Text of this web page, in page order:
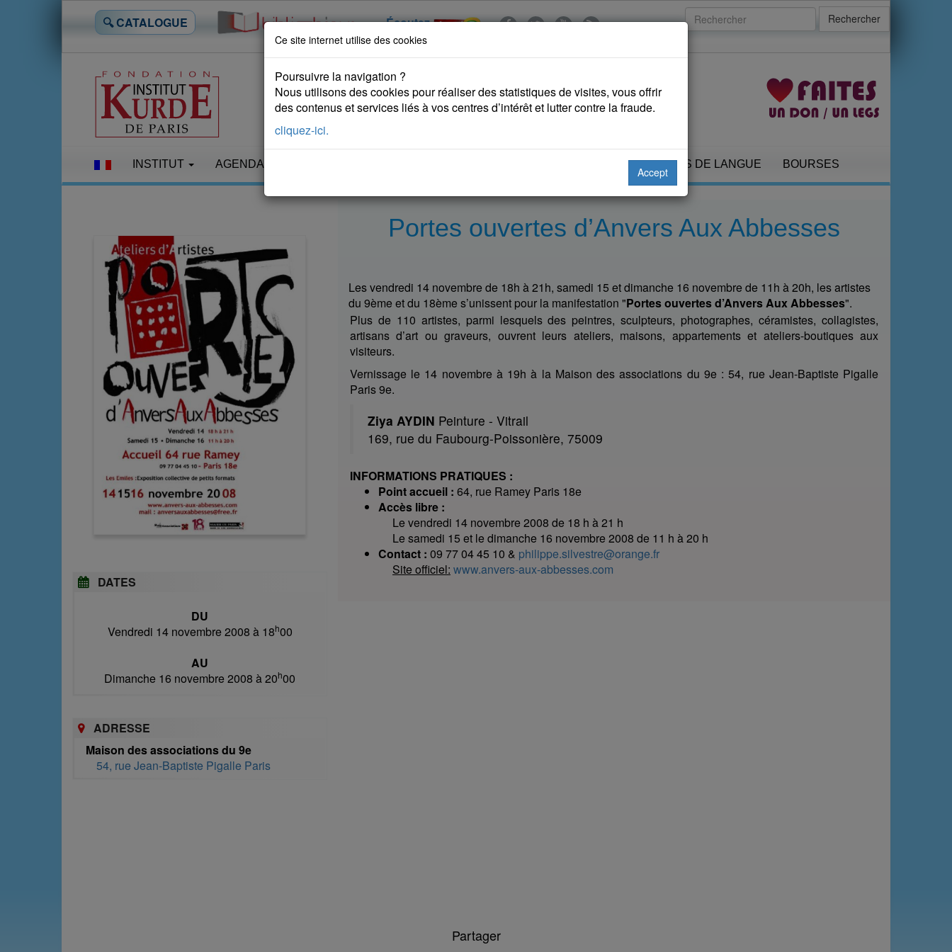
🔍 CATALOGUE Écoutez Rechercher
INSTITUT AGENDA DROITS DE L'HOMME COURS DE LANGUE BOURSES
DATES
DU
Vendredi 14 novembre 2008 à 18h00
AU
Dimanche 16 novembre 2008 à 20h00
ADRESSE
Maison des associations du 9e
54, rue Jean-Baptiste Pigalle Paris
Portes ouvertes d’Anvers Aux Abbesses
Les vendredi 14 novembre de 18h à 21h, samedi 15 et dimanche 16 novembre de 11h à 20h, les artistes
du 9ème et du 18ème s’unissent pour la manifestation "Portes ouvertes d’Anvers Aux Abbesses".
Plus de 110 artistes, parmi lesquels des peintres, sculpteurs, photographes, céramistes, collagistes,
artisans d’art ou graveurs, ouvrent leurs ateliers, maisons, appartements et ateliers-boutiques aux
visiteurs.
Vernissage le 14 novembre à 19h à la Maison des associations du 9e : 54, rue Jean-Baptiste Pigalle
Paris 9e.
Ziya AYDIN Peinture - Vitrail
169, rue du Faubourg-Poissonière, 75009
INFORMATIONS PRATIQUES :
Point accueil : 64, rue Ramey Paris 18e
Accès libre :
Le vendredi 14 novembre 2008 de 18 h à 21 h
Le samedi 15 et le dimanche 16 novembre 2008 de 11 h à 20 h
Contact : 09 77 04 45 10 & philippe.silvestre@orange.fr
Site officiel: www.anvers-aux-abbesses.com
Partager
Ce site internet utilise des cookies
Poursuivre la navigation ?
Nous utilisons des cookies pour réaliser des statistiques de visites, vous offrir
des contenus et services liés à vos centres d’intérêt et lutter contre la fraude.
cliquez-ici.
Accept